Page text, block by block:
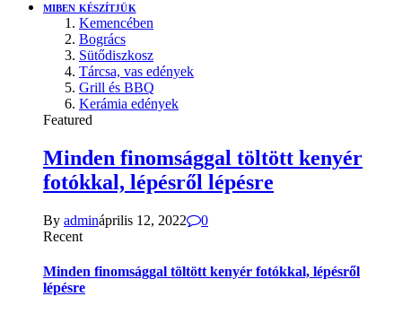
MIBEN KÉSZÍTJÜK
Kemencében
Bogrács
Sütődiszkosz
Tárcsa, vas edények
Grill és BBQ
Kerámia edények
Featured
Minden finomsággal töltött kenyér
fotókkal, lépésről lépésre
By admináprilis 12, 2022
0
Recent
Minden finomsággal töltött kenyér fotókkal, lépésről
lépésre